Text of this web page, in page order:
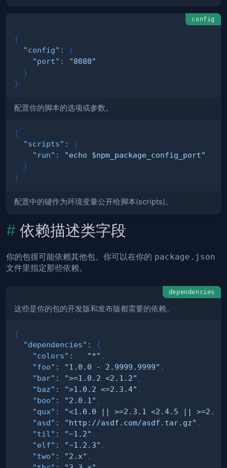
config
{
"config" :
{
"port" :
"8080"
}
}
配置你的脚本的选项或参数。
{
"scripts" :
{
"run" :
"echo $npm_package_config_port"
}
}
配置中的键作为环境变量公开给脚本(scripts)。
依赖描述类字段
你的包很可能依赖其他包。你可以在你的 package.json
文件里指定那些依赖。
dependencies
这些是你的包的开发版和发布版都需要的依赖。
{
"dependencies" :
{
"colors" : "*" ,
"foo" : "1.0.0 - 2.9999.9999" ,
"bar" : ">=1.0.2 <2.1.2" ,
"baz" : ">1.0.2 <=2.3.4" ,
"boo" : "2.0.1" ,
"qux" :
"<1.0.0 || >=2.3.1 <2.4.5 ||
"asd" : "http://asdf.com/asdf.tar.gz" ,
"til" : "~1.2" ,
"elf" : "~1.2.3" ,
"two" : "2.x" ,